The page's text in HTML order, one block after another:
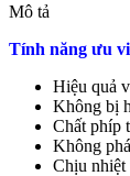
Mô tả
Tính năng ưu
Hiệu quả
Không bị
Chất phíp
Không
Chịu nhiệt